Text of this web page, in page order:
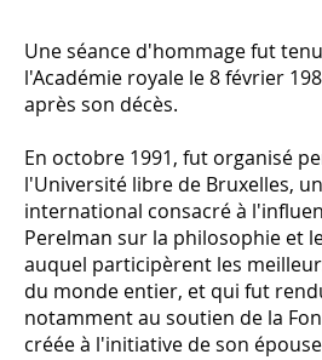
Une séance d'hommage fut
l'Académie royale le 8 février
après son décès.
En octobre 1991, fut organisé
l'Université libre de Bruxelles,
international consacré à
Perelman sur la philosophie et
auquel participèrent les
du monde entier, et qui fut
notamment au soutien de la
créée à l'initiative de son